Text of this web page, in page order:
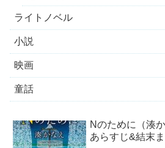
ライトノベル
小説
映画
童話
Nのために（湊
あらすじ&結末